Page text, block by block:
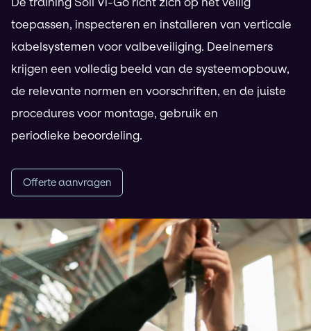
toepassen, inspecteren en installeren van verticale
kabelsystemen voor valbeveiliging. Deelnemers
krijgen een volledig beeld van de systeemopbouw,
de relevante normen en voorschriften, en de juiste
procedures voor montage, gebruik en
periodieke beoordeling.
Offerte aanvragen